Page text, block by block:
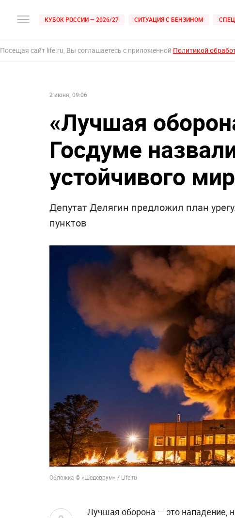
КУБОК РОССИИ — 2026/27 СИТУАЦИЯ С БЕНЗИНОМ
Посещая сайт life.ru, Вы соглашаетесь с приложенной Политикой
2 июня, 09:06
«Лучшая
Госдуме
устойчивого
Депутат Делягин предложил план
пунктов
Обложка © «Шедеврум» / Life.ru
Лучшая оборона — это нападение,